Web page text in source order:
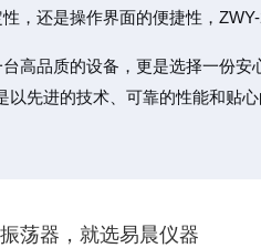
，还是操作界面的便捷性，
高品质的设备，更是选择一份
以先进的技术、可靠的性能和贴
荡器，就选易晨仪器